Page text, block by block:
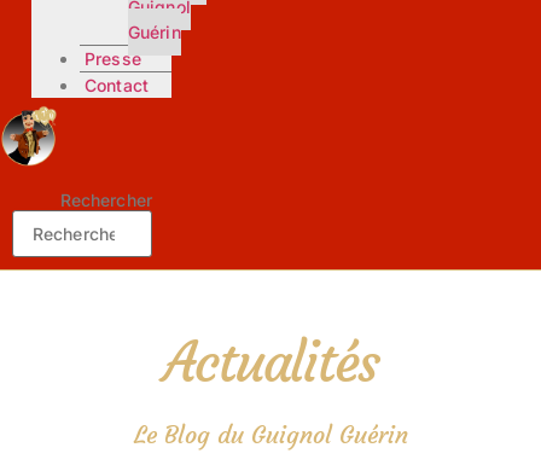
Guignol
Guérin
Presse
Contact
Rechercher
Actualités
Le Blog du Guignol Guérin